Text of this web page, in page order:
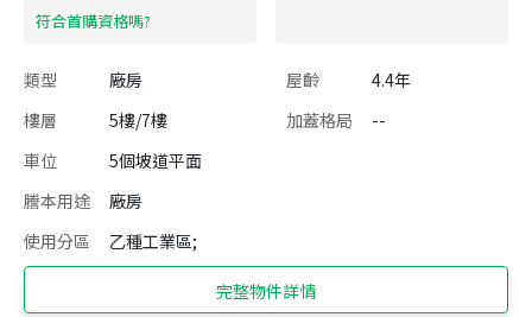
​符合首購資格嗎?
類型 廠房 屋齡
4.4年
樓層
5樓/7樓 加蓋格局
--
車位
5個坡道平面
謄本用途
廠房
使用分區
乙種工業區;
完整物件詳情